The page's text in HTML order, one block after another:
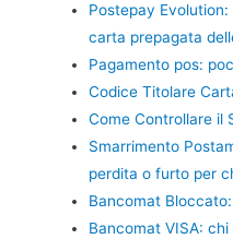
Postepay
carta prepagata
Pagamento pos:
Codice Titolare
Come Controllare il
Smarrimento
perdita o furto per
Bancomat
Bancomat VISA: